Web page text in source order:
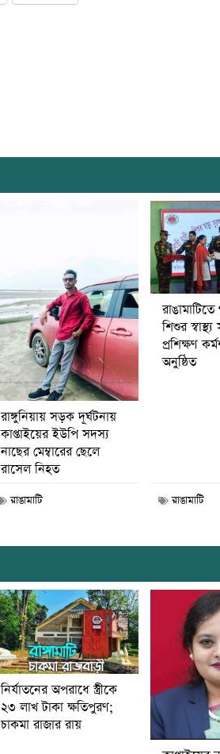
রাঙ্গুনিয়ায় সড়ক দূর্ঘটনায়
কাপ্তাইয়ের ইউপি সদস্য
নাছের মেম্বারের ছেলে
রাসেল নিহত
রাঙামাটি
শিশুর
প্রশিক্ষণ
অনুষ্ঠিত
রাঙামাটি
নির্যাতনের অপরাধে স্ত্রীকে
২৩ লাখ টাকা ক্ষতিপুরণ;
চাকমা রাজার রায়